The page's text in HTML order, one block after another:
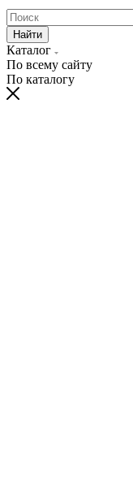
Найти
Каталог
По всему сайту
По каталогу